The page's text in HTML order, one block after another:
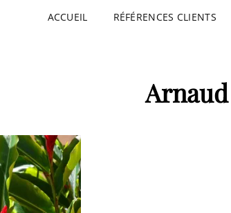
ACCUEIL RÉFÉRENCES CLIENTS
Arnaud